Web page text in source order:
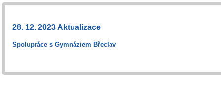
28. 12. 2023 Aktualizace
Spolupráce s Gymnáziem Břeclav